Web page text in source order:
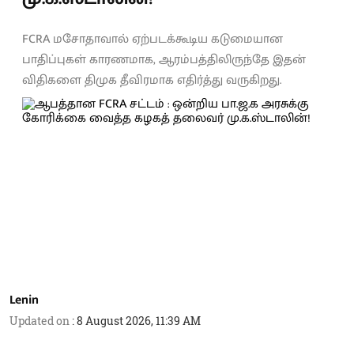
FCRA மசோதாவால் ஏற்படக்கூடிய கடுமையான
பாதிப்புகள் காரணமாக, ஆரம்பத்திலிருந்தே இதன்
விதிகளை திமுக தீவிரமாக எதிர்த்து வருகிறது.
Lenin
Updated on :8 August 2026, 11:39 AM